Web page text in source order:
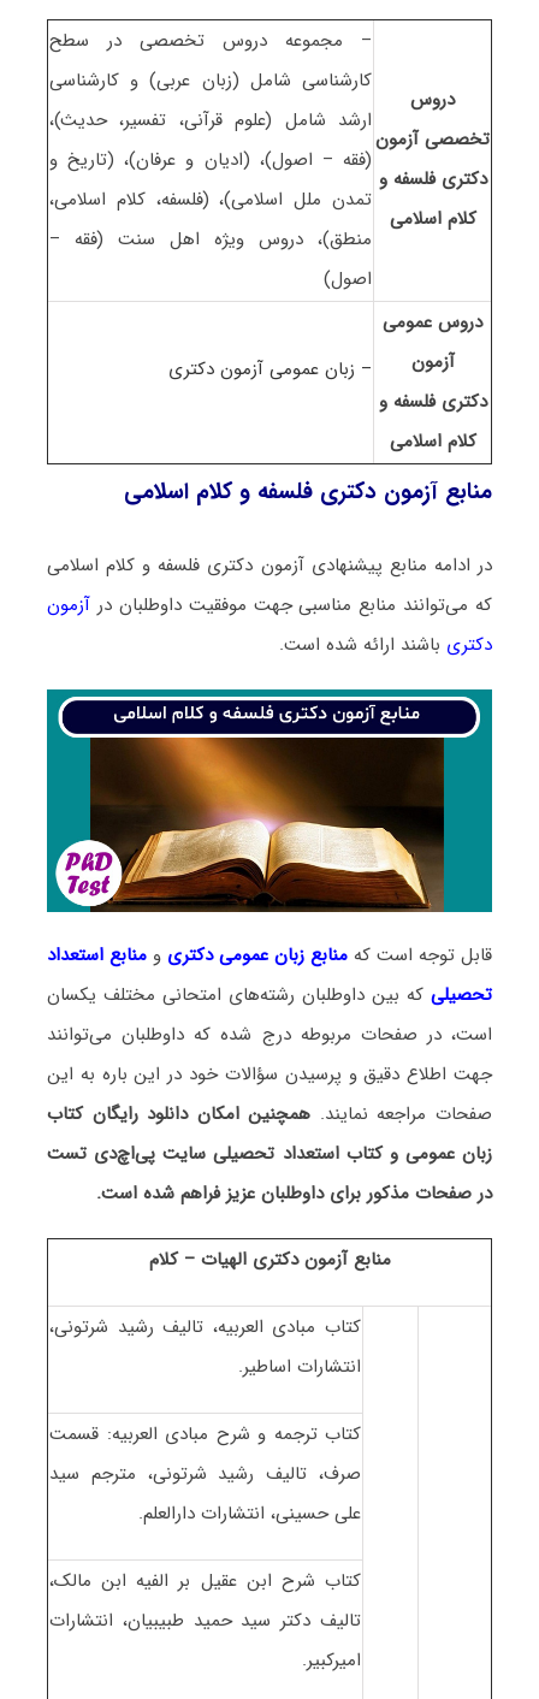
دروس
تخصصی آزمون
دکتری فلسفه و
کلام اسلامی
– مجموعه دروس تخصصی در سطح
کارشناسی شامل (زبان عربی) و کارشناسی
ارشد شامل (علوم قرآنی، تفسیر، حدیث)،
(فقه – اصول)، (ادیان و عرفان)، (تاریخ و
تمدن ملل اسلامی)، (فلسفه، کلام اسلامی،
منطق)، دروس ویژه اهل سنت (فقه –
اصول)
دروس عمومی
آزمون
دکتری فلسفه و
کلام اسلامی
– زبان عمومی آزمون دکتری
منابع آزمون دکتری فلسفه و کلام اسلامی
در ادامه منابع پیشنهادی آزمون دکتری فلسفه و کلام اسلامی
که می‌توانند منابع مناسبی جهت موفقیت داوطلبان درآزمون
دکتری باشند ارائه شده است.
قابل توجه است که منابع زبان عمومی دکتری و منابع استعداد
تحصیلی که بین داوطلبان رشته‌های امتحانی مختلف یکسان
است، در صفحات مربوطه درج شده که داوطلبان می‌توانند
جهت اطلاع دقیق و پرسیدن سؤالات خود در این باره به این
صفحات مراجعه نمایند. همچنین امکان دانلود رایگان کتاب
زبان عمومی و کتاب استعداد تحصیلی سایت پی‌اچ‌دی تست
در صفحات مذکور برای داوطلبان عزیز فراهم شده است.
منابع آزمون دکتری الهیات – کلام
کتاب مبادی العربیه، تالیف رشید شرتونی،
انتشارات اساطیر.
کتاب ترجمه و شرح مبادی العربیه: قسمت
صرف، تالیف رشید شرتونی، مترجم سید
علی حسینی، انتشارات دارالعلم.
کتاب شرح ابن عقیل بر الفیه ابن مالک،
تالیف دکتر سید حمید طبیبیان، انتشارات
امیرکبیر.